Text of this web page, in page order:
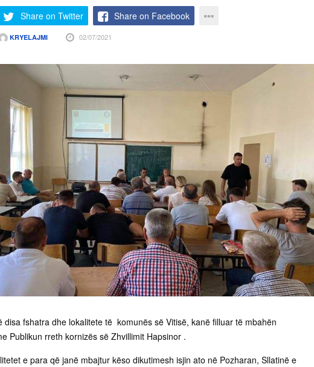
Share on Twitter Share on Facebook
KRYELAJMI 02/07/2021
disa fshatra dhe lokalitete të komunës së Vitisë, kanë filluar të mbahën
Publikun rreth kornizës së Zhvillimit Hapsinor .
e para që janë mbajtur këso dikutimesh isjin ato në Pozharan, Sllatinë e